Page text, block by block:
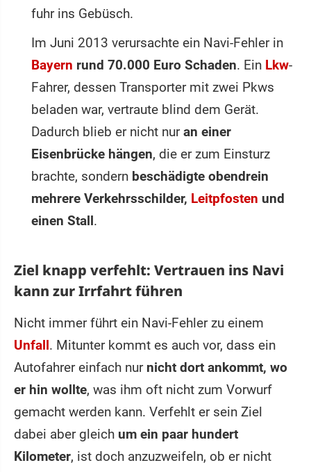
fuhr ins Gebüsch.
Im Juni 2013 verursachte ein Navi-Fehler in
Bayern rund 70.000 Euro Schaden. Ein Lkw-
Fahrer, dessen Transporter mit zwei Pkws
beladen war, vertraute blind dem Gerät.
Dadurch blieb er nicht nuran einer
Eisenbrücke hängen, die er zum Einsturz
brachte, sondern beschädigte obendrein
mehrere Verkehrsschilder, Leitpfosten und
einen Stall.
Ziel knapp verfehlt: Vertrauen ins Navi
kann zur Irrfahrt führen
Nicht immer führt ein Navi-Fehler zu einem
Unfall. Mitunter kommt es auch vor, dass ein
Autofahrer einfach nur nicht dort ankommt, wo
er hin wollte, was ihm oft nicht zum Vorwurf
gemacht werden kann. Verfehlt er sein Ziel
dabei aber gleich um ein paar hundert
Kilometer, ist doch anzuzweifeln, ob er nicht